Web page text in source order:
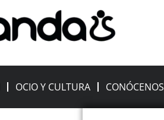
OCIO Y CULTURA CONÓCENOS